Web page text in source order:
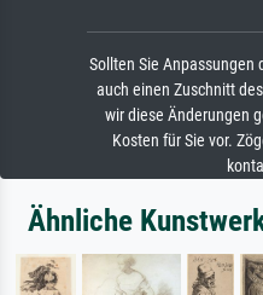
Sollten Sie Anpassungen
auch einen Zuschnitt
wir diese Änderungen
Kosten für Sie vor.
Ähnliche